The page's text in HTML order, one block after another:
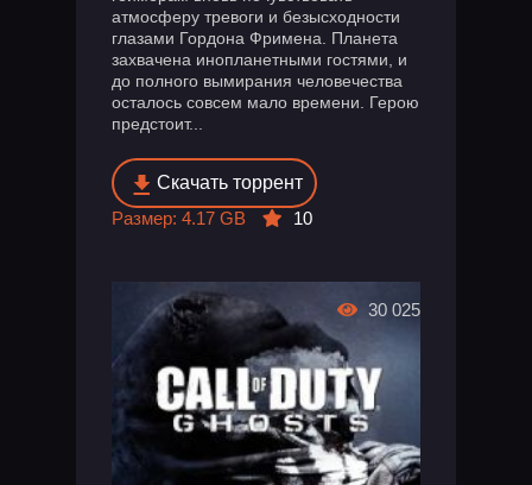
атмосферу тревоги и безысходности
глазами Гордона Фримена. Планета
захвачена инопланетными гостями, и
до полного вымирания человечества
осталось совсем мало времени. Герою
предстоит...
Скачать торрент
Размер: 4.17 GB
10
30 025